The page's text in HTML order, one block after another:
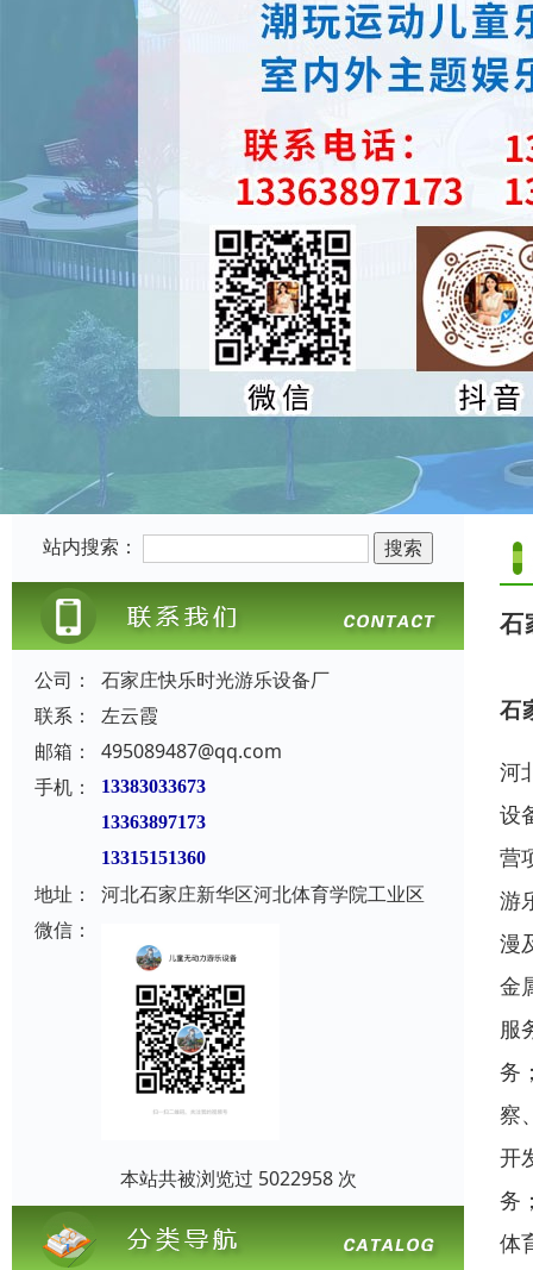
站内搜索：
公司：
石家庄快乐时光游乐设备厂
联系：
左云霞
邮箱：
495089487@qq.com
手机：
13383033673
13363897173
13315151360
地址：
河北石家庄新华区河北体育学院工业区
微信：
本站共被浏览过 5022958 次
石
石
河
设
营
游
漫
金
服
务
察
开
务
体